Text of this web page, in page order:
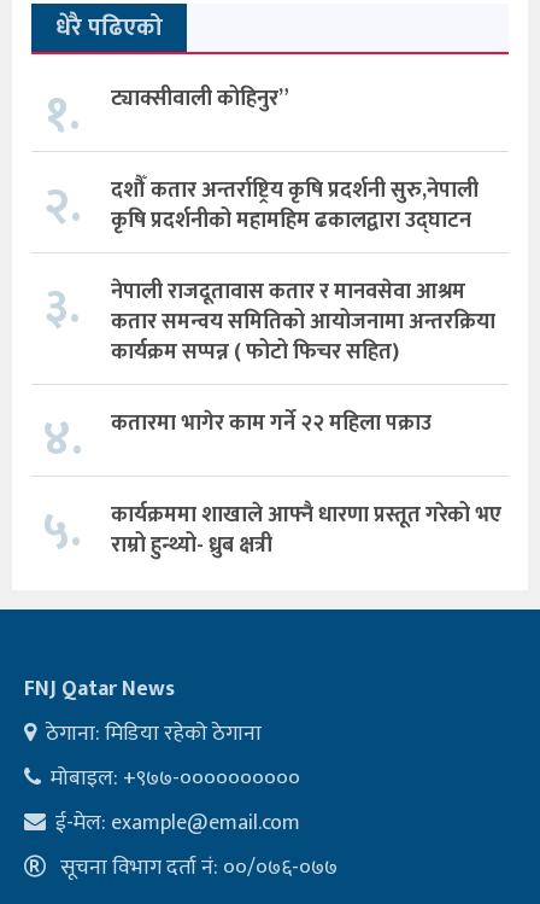
धेरै पढिएको
१. ट्याक्सीवाली कोहिनुर”
२.
दशौँ कतार अन्तर्राष्ट्रिय कृषि प्रदर्शनी सुरु,नेपाली
कृषि प्रदर्शनीको महामहिम ढकालद्वारा उद्घाटन
३.
नेपाली राजदूतावास कतार र मानवसेवा आश्रम
कतार समन्वय समितिको आयोजनामा अन्तरक्रिया
कार्यक्रम सप्पन्न ( फोटो फिचर सहित)
४. कतारमा भागेर काम गर्ने २२ महिला पक्राउ
५.
कार्यक्रममा शाखाले आफ्नै धारणा प्रस्तूत गरेको भए
राम्रो हुन्थ्यो- ध्रुब क्षत्री
FNJ Qatar News
ठेगाना: मिडिया रहेको ठेगाना
मोबाइल: +९७७-००००००००००
ई-मेल: example@email.com
सूचना विभाग दर्ता नं: ००/०७६-०७७